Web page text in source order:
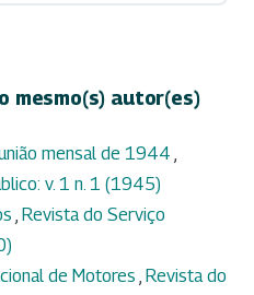
mesmo(s) autor(es)
mensal de 1944 ,
v. 1 n. 1 (1945)
, Revista do Serviço
de Motores , Revista do